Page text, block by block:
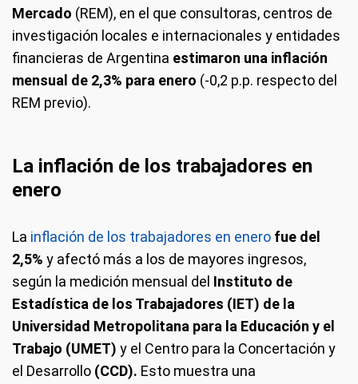
Mercado (REM), en el que consultoras, centros de
investigación locales e internacionales y entidades
financieras de Argentina estimaron una inflación
mensual de 2,3% para enero (-0,2 p.p. respecto del
REM previo).
La inflación de los trabajadores en
enero
La inflación de los trabajadores en enero fue del
2,5% y afectó más a los de mayores ingresos,
según la medición mensual del Instituto de
Estadística de los Trabajadores (IET) de la
Universidad Metropolitana para la Educación y el
Trabajo (UMET) y el Centro para la Concertación y
el Desarrollo (CCD). Esto muestra una